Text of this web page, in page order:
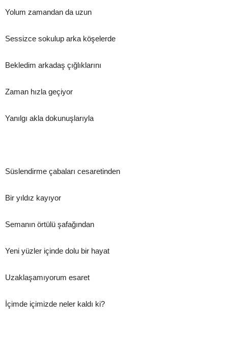
Yolum zamandan da uzun
Sessizce sokulup arka köşelerde
Bekledim arkadaş çığlıklarını
Zaman hızla geçiyor
Yanılgı akla dokunuşlarıyla
Süslendirme çabaları cesaretinden
Bir yıldız kayıyor
Semanın örtülü şafağından
Yeni yüzler içinde dolu bir hayat
Uzaklaşamıyorum esaret
İçimde içimizde neler kaldı ki?